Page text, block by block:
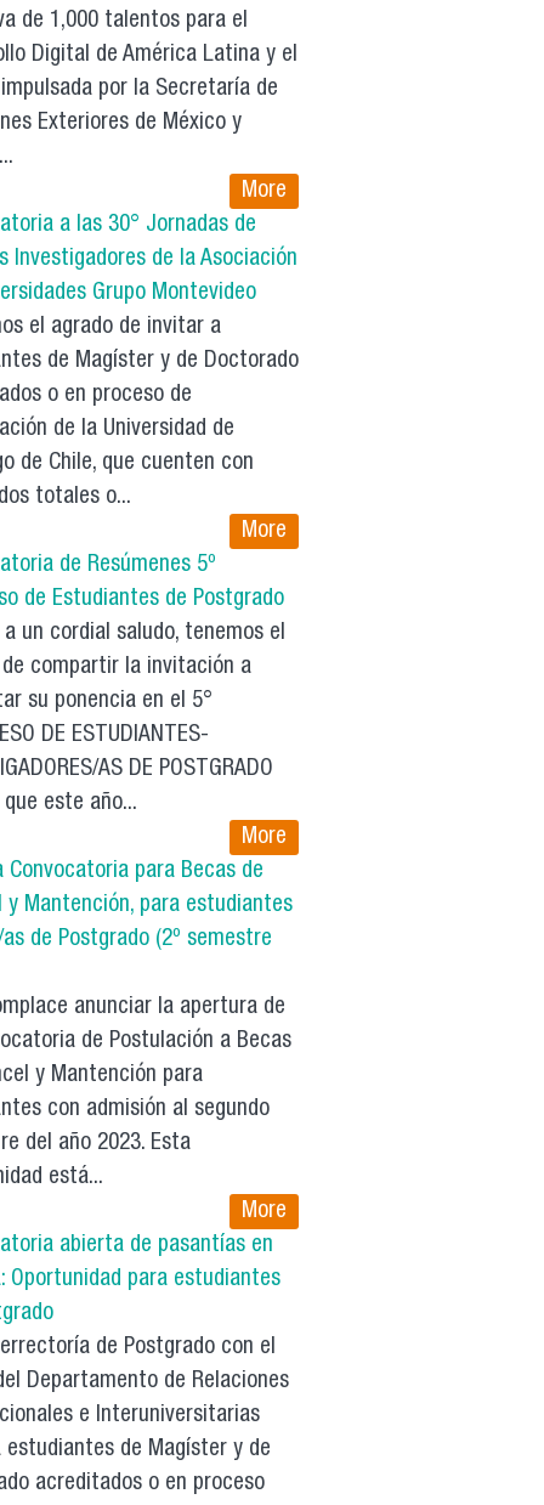
de 1,000 talentos para el
Digital de América Latina y el
por la Secretaría de
Exteriores de México y
More
a las 30° Jornadas de
Investigadores de la Asociación
Grupo Montevideo
el agrado de invitar a
de Magíster y de Doctorado
o en proceso de
de la Universidad de
de Chile, que cuenten con
totales o...
More
de Resúmenes 5º
de Estudiantes de Postgrado
un cordial saludo, tenemos el
compartir la invitación a
su ponencia en el 5°
DE ESTUDIANTES-
AS DE POSTGRADO
que este año...
More
Convocatoria para Becas de
y Mantención, para estudiantes
de Postgrado (2º semestre
anunciar la apertura de
de Postulación a Becas
y Mantención para
con admisión al segundo
del año 2023. Esta
está...
More
abierta de pasantías en
Oportunidad para estudiantes
de Postgrado con el
Departamento de Relaciones
e Interuniversitarias
estudiantes de Magíster y de
acreditados o en proceso